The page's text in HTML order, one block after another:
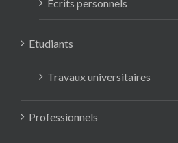
Ecrits personnels
Etudiants
Travaux universitaires
Professionnels